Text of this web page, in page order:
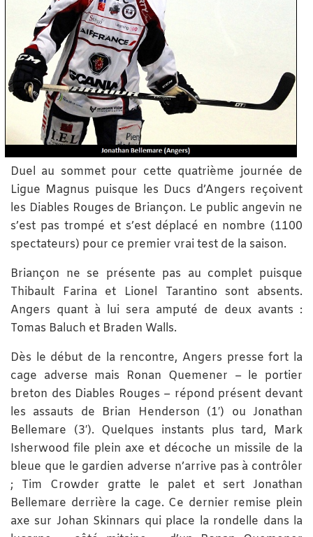
Duel au sommet pour cette quatrième journée de
Ligue Magnus puisque les Ducs d’Angers reçoivent
les Diables Rouges de Briançon. Le public angevin ne
s’est pas trompé et s’est déplacé en nombre (1100
spectateurs) pour ce premier vrai test de la saison.
Briançon ne se présente pas au complet puisque
Thibault Farina et Lionel Tarantino sont absents.
Angers quant à lui sera amputé de deux avants :
Tomas Baluch et Braden Walls.
Dès le début de la rencontre, Angers presse fort la
cage adverse mais Ronan Quemener – le portier
breton des Diables Rouges – répond présent devant
les assauts de Brian Henderson (1′) ou Jonathan
Bellemare (3′). Quelques instants plus tard, Mark
Isherwood file plein axe et décoche un missile de la
bleue que le gardien adverse n’arrive pas à contrôler
; Tim Crowder gratte le palet et sert Jonathan
Bellemare derrière la cage. Ce dernier remise plein
axe sur Johan Skinnars qui place la rondelle dans la